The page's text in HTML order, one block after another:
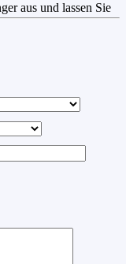
aus und lassen Sie